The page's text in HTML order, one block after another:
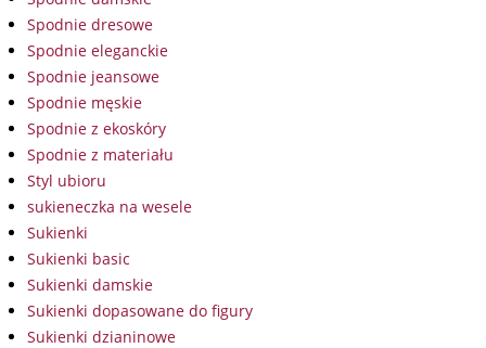
Spodnie dresowe
Spodnie eleganckie
Spodnie jeansowe
Spodnie męskie
Spodnie z ekoskóry
Spodnie z materiału
Styl ubioru
sukieneczka na wesele
Sukienki
Sukienki basic
Sukienki damskie
Sukienki dopasowane do figury
Sukienki dzianinowe